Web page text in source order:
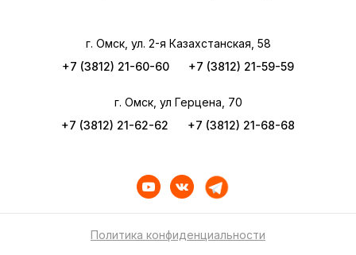
г. Омск, ул. 2-я Казахстанская, 58
+7 (3812) 21-60-60
+7 (3812) 21-59-59
г. Омск, ул Герцена, 70
+7 (3812) 21-62-62
+7 (3812) 21-68-68
Политика конфиденциальности